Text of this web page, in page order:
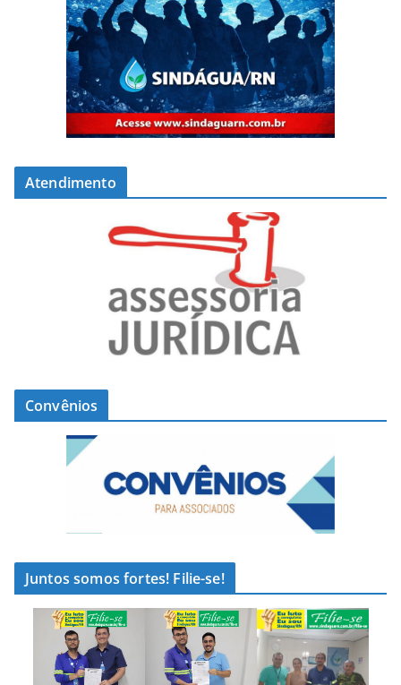
Atendimento
Convênios
Juntos somos fortes! Filie-se!